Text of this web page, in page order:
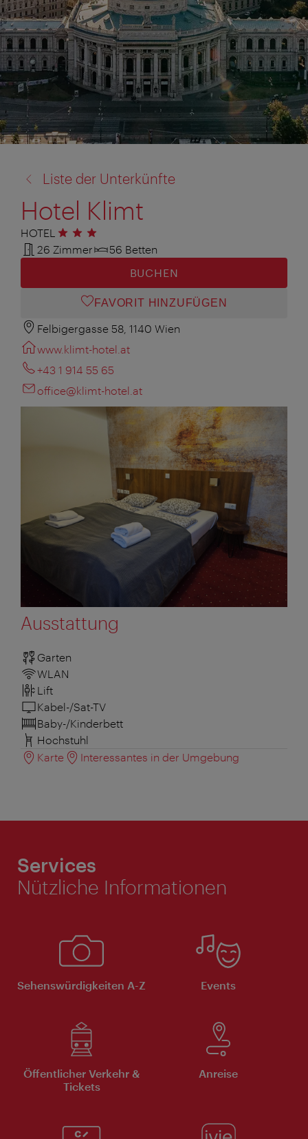
zu:
Liste der Unterkünfte
Hotel Klimt
HOTEL 3 Sterne
26 Zimmer
56 Betten
BUCHEN
FAVORIT HINZUFÜGEN
Felbigergasse 58, 1140 Wien
www.klimt-hotel.at
+43 1 914 55 65
office@klimt-hotel.at
Ausstattung
Garten
WLAN
Lift
Kabel-/Sat-TV
Baby-/Kinderbett
Hochstuhl
Karte
Interessantes in der Umgebung
Services
Nützliche Informationen
Sehenswürdigkeiten A-Z Events
Öffentlicher Verkehr &
Tickets
Anreise